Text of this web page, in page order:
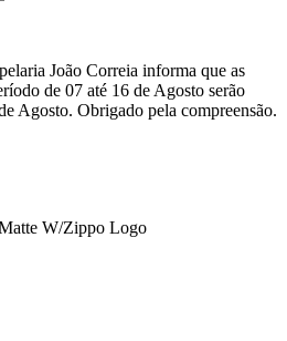
João Correia informa que as
de 07 até 16 de Agosto serão
Agosto. Obrigado pela compreensão.
W/Zippo Logo